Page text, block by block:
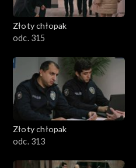
Złoty chłopak
odc. 315
Złoty chłopak
odc. 313